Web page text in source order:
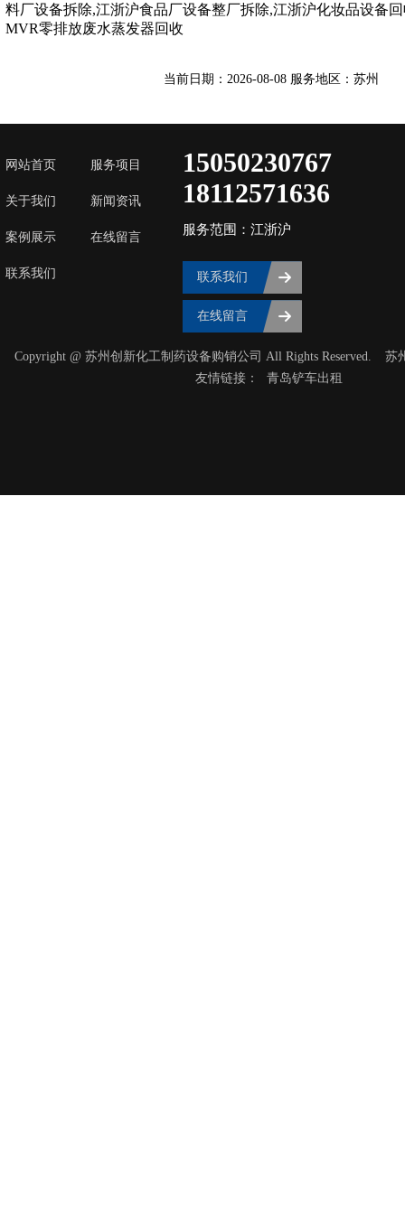
料厂设备拆除,江浙沪食品厂设备整厂拆除,江浙沪化妆品设备
MVR零排放废水蒸发器回收
当前日期：2026-08-08 服务地区：苏州
网站首页 服务项目
关于我们 新闻资讯
案例展示 在线留言
联系我们
15050230767
18112571636
服务范围：江浙沪
联系我们
在线留言
Copyright @ 苏州创新化工制药设备购销公司 All Rights Reserved.
苏
友情链接：
青岛铲车出租